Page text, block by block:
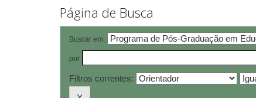
Página de Busca
Buscar em:
por
Filtros correntes: